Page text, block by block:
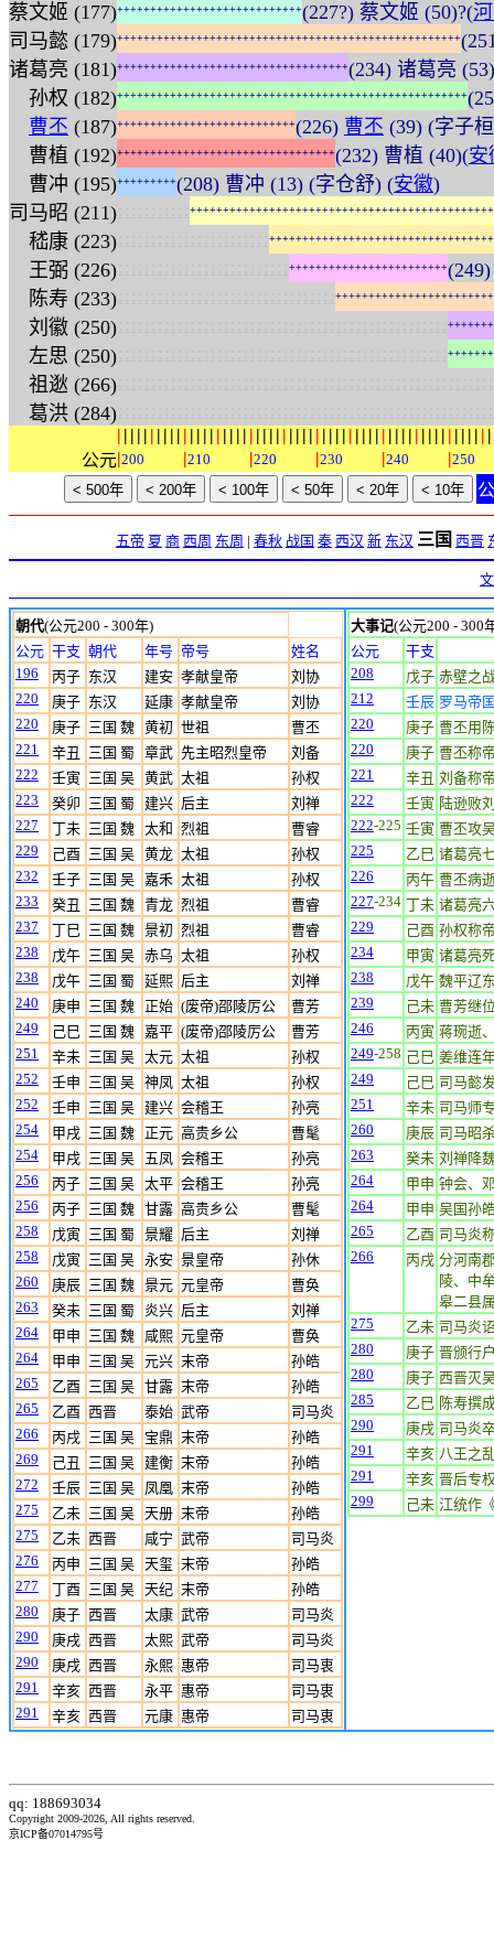
蔡文姬 (177)++++++++++++++++++++++++++++(227?) 蔡文姬 (50)?(
司马懿 (179)++++++++++++++++++++++++++++++++++++++++++++++++++++
诸葛亮 (181)+++++++++++++++++++++++++++++++++++(234) 诸葛亮
孙权 (182)+++++++++++++++++++++++++++++++++++++++++++++++++++++
曹丕 (187)+++++++++++++++++++++++++++(226) 曹丕 (39) (字子
曹植 (192)+++++++++++++++++++++++++++++++++(232) 曹植 (40)(安
曹冲 (195)+++++++++(208) 曹冲 (13) (字仓舒) (安徽)
司马昭 (211)
++++++++++++++++++++++++++++++++++++++++++++++
嵇康 (223) ++++++++++++++++++++++++++++++++++
王弼 (226) ++++++++++++++++++++++++
陈寿 (233)
++++++++++++++++++++++++
刘徽 (250) +++++++
左思 (250) +++++++
祖逖 (266)
葛洪 (284)
| | | | | | | | | | | | | | | | | | | | | | | | | | | | | | | | | | | | | | | | | | | | | | | | | | | | | | | | |
公元|200 |210 |220 |230 |240 |250
五帝 夏 商 西周 东周 | 春秋 战国 秦 西汉 新 东汉 三国 西晋
朝代(公元200 - 300年)
公元 干支 朝代 年号 帝号
姓名
196
丙子 东汉 建安 孝献皇帝
刘协
220
庚子 东汉 延康 孝献皇帝
刘协
220
庚子 三国 魏 黄初 世祖
曹丕
221
辛丑 三国 蜀 章武 先主昭烈皇帝
刘备
222
壬寅 三国 吴 黄武 太祖
孙权
223
癸卯 三国 蜀 建兴 后主
刘禅
227
丁未 三国 魏 太和 烈祖
曹睿
229
己酉 三国 吴 黄龙 太祖
孙权
232
壬子 三国 吴 嘉禾 太祖
孙权
233
癸丑 三国 魏 青龙 烈祖
曹睿
237
丁巳 三国 魏 景初 烈祖
曹睿
238
戊午 三国 吴 赤乌 太祖
孙权
238
戊午 三国 蜀 延熙 后主
刘禅
240
庚申 三国 魏 正始 (废帝)邵陵厉公
曹芳
249
己巳 三国 魏 嘉平 (废帝)邵陵厉公
曹芳
251
辛未 三国 吴 太元 太祖
孙权
252
壬申 三国 吴 神凤 太祖
孙权
252
壬申 三国 吴 建兴 会稽王
孙亮
254
甲戌 三国 魏 正元 高贵乡公
曹髦
254
甲戌 三国 吴 五凤 会稽王
孙亮
256
丙子 三国 吴 太平 会稽王
孙亮
256
丙子 三国 魏 甘露 高贵乡公
曹髦
258
戊寅 三国 蜀 景耀 后主
刘禅
258
戊寅 三国 吴 永安 景皇帝
孙休
260
庚辰 三国 魏 景元 元皇帝
曹奂
263
癸未 三国 蜀 炎兴 后主
刘禅
264
甲申 三国 魏 咸熙 元皇帝
曹奂
264
甲申 三国 吴 元兴 末帝
孙皓
265
乙酉 三国 吴 甘露 末帝
孙皓
265
乙酉 西晋 泰始 武帝
司马炎
266
丙戌 三国 吴 宝鼎 末帝
孙皓
269
己丑 三国 吴 建衡 末帝
孙皓
272
壬辰 三国 吴 凤凰 末帝
孙皓
275
乙未 三国 吴 天册 末帝
孙皓
275
乙未 西晋 咸宁 武帝
司马炎
276
丙申 三国 吴 天玺 末帝
孙皓
277
丁酉 三国 吴 天纪 末帝
孙皓
280
庚子 西晋 太康 武帝
司马炎
290
庚戌 西晋 太熙 武帝
司马炎
290
庚戌 西晋 永熙 惠帝
司马衷
291
辛亥 西晋 永平 惠帝
司马衷
291
辛亥 西晋 元康 惠帝 司马衷
大事记(公元200 - 300
公元
干支
208
戊子 赤壁之
212
壬辰 罗马帝
220
庚子 曹丕用
220
庚子 曹丕称
221
辛丑 刘备称
222
壬寅 陆逊败
222-225 壬寅 曹丕攻
225
乙巳 诸葛亮
226
丙午 曹丕病
227-234 丁未 诸葛亮
229
己酉 孙权称
234
甲寅 诸葛亮
238
戊午 魏平辽
239
己未 曹芳继
246
丙寅 蒋琬逝
249-258 己巳 姜维连
249
己巳 司马懿
251
辛未 司马师
260
庚辰 司马昭
263
癸未 刘禅降
264
甲申 钟会、
264
甲申 吴国孙
265
乙酉 司马炎
266
丙戌 分河南
陵、中
皋二县
275
乙未 司马炎
280
庚子 晋颁行
280
庚子 西晋灭
285
乙巳 陈寿撰
290
庚戌 司马炎
291
辛亥 八王之
291
辛亥 晋后专
299
己未 江统作
qq: 188693034
Copyright 2009-2026, All rights reserved.
京ICP备07014795号